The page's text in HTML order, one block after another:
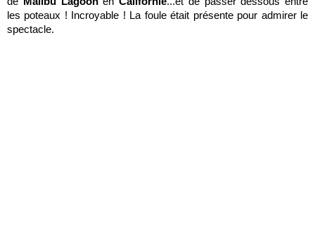
les poteaux ! Incroyable ! La foule était présente pour admirer le
spectacle.